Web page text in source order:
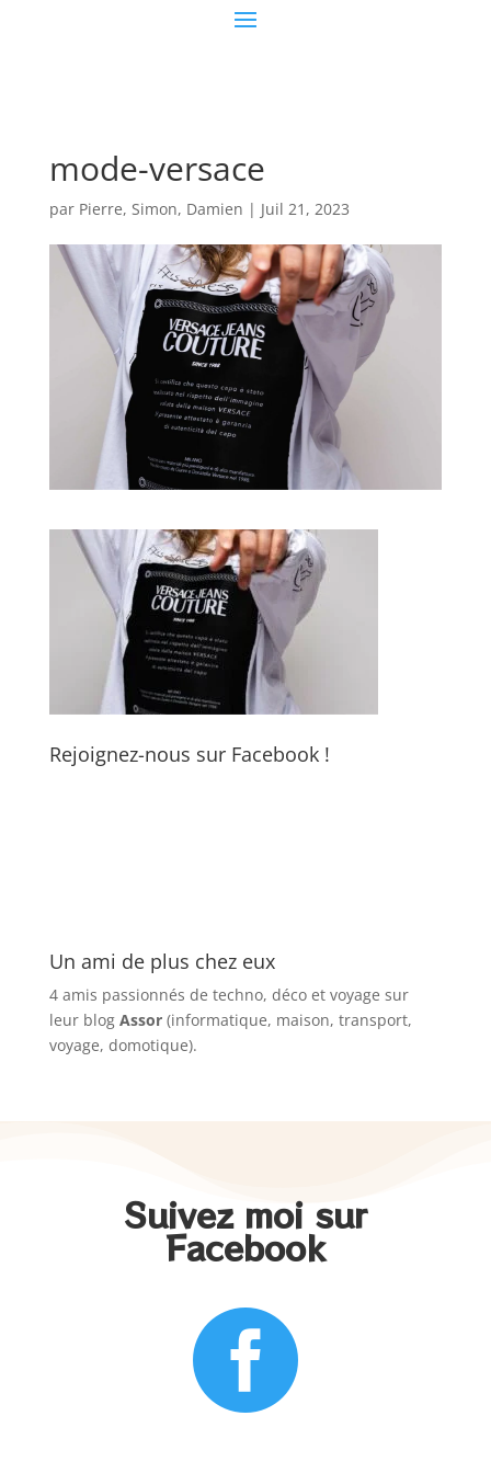
mode-versace
par Pierre, Simon, Damien | Juil 21, 2023
Rejoignez-nous sur Facebook !
Un ami de plus chez eux
4 amis passionnés de techno, déco et voyage sur
leur blog Assor(informatique, maison, transport,
voyage, domotique).
Suivez moi sur
Facebook
